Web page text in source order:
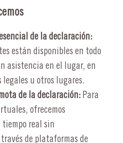
de la declaración:
están disponibles en todo
asistencia en el lugar, en
legales u otros lugares.
de la declaración: Para
ofrecemos
real sin
de plataformas de